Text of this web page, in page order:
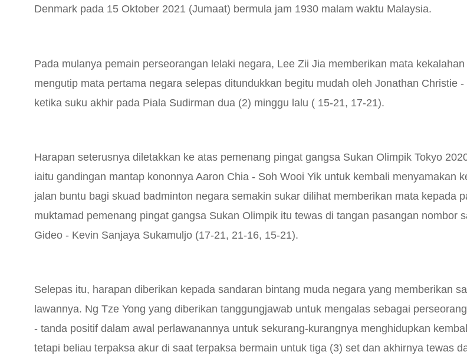
Denmark pada 15 Oktober 2021 (Jumaat) bermula jam 1930 malam waktu Malaysia.
Pada mulanya pemain perseorangan lelaki negara, Lee Zii Jia memberikan mata
mengutip mata pertama negara selepas ditundukkan begitu mudah oleh Jonathan Christie
ketika suku akhir pada Piala Sudirman dua (2) minggu lalu ( 15-21, 17-21).
Harapan seterusnya diletakkan ke atas pemenang pingat gangsa Sukan Olimpik Tokyo
iaitu gandingan mantap kononnya Aaron Chia - Soh Wooi Yik untuk kembali menyamakan
jalan buntu bagi skuad badminton negara semakin sukar dilihat memberikan mata kepada
muktamad pemenang pingat gangsa Sukan Olimpik itu tewas di tangan pasangan nombor
Gideo - Kevin Sanjaya Sukamuljo (17-21, 21-16, 15-21).
Selepas itu, harapan diberikan kepada sandaran bintang muda negara yang memberikan
lawannya. Ng Tze Yong yang diberikan tanggungjawab untuk mengalas sebagai
- tanda positif dalam awal perlawanannya untuk sekurang-kurangnya menghidupkan
tetapi beliau terpaksa akur di saat terpaksa bermain untuk tiga (3) set dan akhirnya tewas